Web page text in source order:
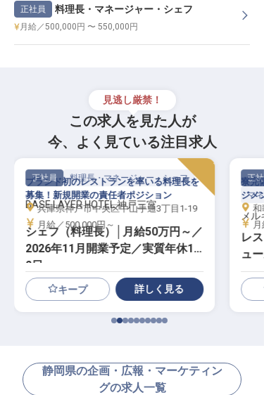
正社員 料理長・マネージャー・シェフ
月給／500,000円 〜 550,000円
見逃し厳禁！
この求人を見た人が
今、よく見ている注目求人
正社員 料理長・マネージャー・シェフ
BASE LAYER HOTEL 神戸三宮
シェフ（料理長）│月給50万円～／
2026年11月開業予定／実質年休11
2日
ブランド初のレストランを率いる料理長を
募集！新規開業の責任者ポジション
兵庫県神戸市中央区中山手通3丁目1-19
月給／500,000円～
キープ 詳しく見る
正社
マ
メル
レ
ュ
寮完
ジメ
和
静岡県の企画・広報・マーケティン
グの求人一覧